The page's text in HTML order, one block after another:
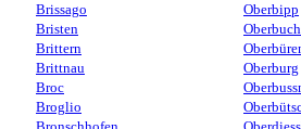
Brissago
Bristen
Brittern
Brittnau
Broc
Broglio
Oberbipp
Oberburg